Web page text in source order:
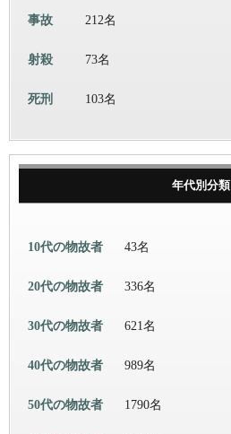
事故 212名
射殺 73名
死刑 103名
年代別分類
10代の物故者 43名
20代の物故者 336名
30代の物故者 621名
40代の物故者 989名
50代の物故者 1790名